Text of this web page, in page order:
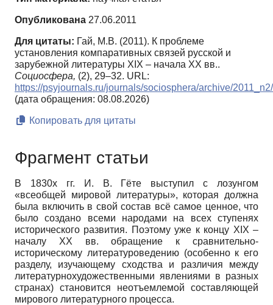
Опубликована 27.06.2011
Для цитаты: Гай, М.В. (2011). К проблеме
установления компаративных связей русской и
зарубежной литературы XIX – начала XX вв..
Социосфера, (2), 29–32. URL:
https://psyjournals.ru/journals/sociosphera/archive/
(дата обращения: 08.08.2026)
Копировать для цитаты
Фрагмент статьи
В 1830­х гг. И. В. Гёте выступил с лозунгом
«всеобщей мировой литерату­ры», которая должна
была включить в свой состав всё самое ценное, что
было создано всеми народами на всех ступенях
исторического развития. Поэтому уже к концу XIX –
началу XX вв. обращение к сравнительно­
историческому литера­туроведению (особенно к его
разделу, изучающему сходства и различия между
литературно­художественными явлениями в разных
странах) становится неотъемлемой составляющей
мирового литературного процесса.